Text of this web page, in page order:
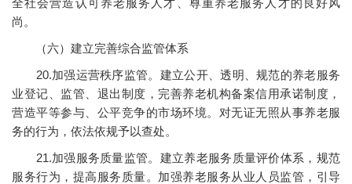
全社会营造认可养老服务人才、尊重养老服务人才的良好风
尚。
（六）建立完善综合监管体系
20.加强运营秩序监管。建立公开、透明、规范的养老服务
业登记、监管、退出制度，完善养老机构备案信用承诺制度，
营造平等参与、公平竞争的市场环境。对无证无照从事养老服
务的行为，依法依规予以查处。
21.加强服务质量监管。建立养老服务质量评价体系，规范
服务行为，提高服务质量。加强养老服务从业人员监管，引导